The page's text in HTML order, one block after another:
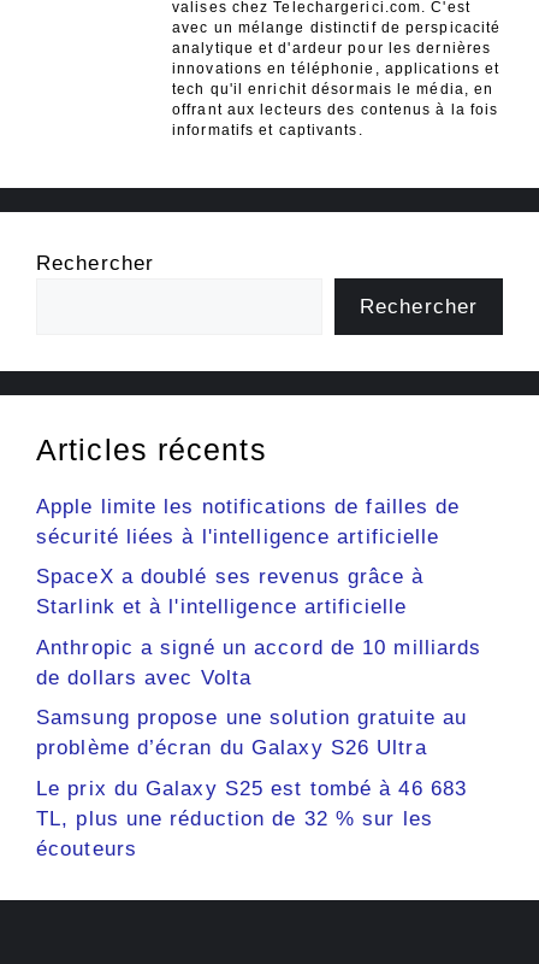
valises chez Telechargerici.com. C'est
avec un mélange distinctif de perspicacité
analytique et d'ardeur pour les dernières
innovations en téléphonie, applications et
tech qu'il enrichit désormais le média, en
offrant aux lecteurs des contenus à la fois
informatifs et captivants.
Rechercher
Rechercher
Articles récents
Apple limite les notifications de failles de
sécurité liées à l'intelligence artificielle
SpaceX a doublé ses revenus grâce à
Starlink et à l'intelligence artificielle
Anthropic a signé un accord de 10 milliards
de dollars avec Volta
Samsung propose une solution gratuite au
problème d’écran du Galaxy S26 Ultra
Le prix du Galaxy S25 est tombé à 46 683
TL, plus une réduction de 32 % sur les
écouteurs